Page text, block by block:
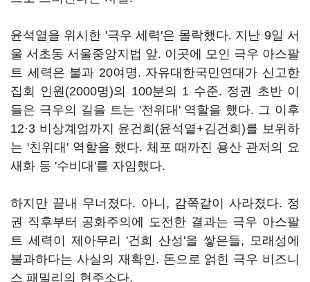
윤석열을 위시한 '극우 세력'은 몰락했다. 지난 9일 서
울 서초동 서울중앙지법 앞. 이곳에 모인 극우 아스팔
트 세력은 불과 20여명. 자유대한국민연대가 신고한
집회 인원(2000명)의 100분의 1 수준. 정권 초반 이
들은 극우의 길을 트는 '전위대' 역할을 했다. 그 이후
12·3 비상계엄까지 윤건희(윤석열+김건희)를 보위하
는 '친위대' 역할을 했다. 체포 때까진 용산 관저의 요
새화 등 '수비대'를 자임했다.
하지만 끝내 무너졌다. 아니, 감쪽같이 사라졌다. 정
권 직후부터 공화주의에 도전한 결과는 극우 아스팔
트 세력이 제아무리 '건희 산성'을 쌓은들, 모래성에
불과하다는 사실의 재확인. 돈으로 얽힌 극우 비즈니
스 패밀리의 현주소다.